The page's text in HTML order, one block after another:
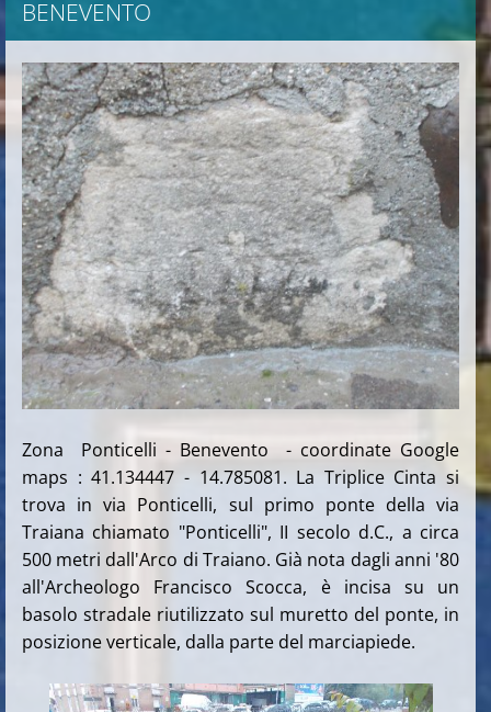
BENEVENTO
Zona Ponticelli - Benevento - coordinate Google
maps : 41.134447 - 14.785081. La Triplice Cinta si
trova in via Ponticelli, sul primo ponte della via
Traiana chiamato "Ponticelli", II secolo d.C., a circa
500 metri dall'Arco di Traiano. Già nota dagli anni '80
all'Archeologo Francisco Scocca, è incisa su un
basolo stradale riutilizzato sul muretto del ponte, in
posizione verticale, dalla parte del marciapiede.